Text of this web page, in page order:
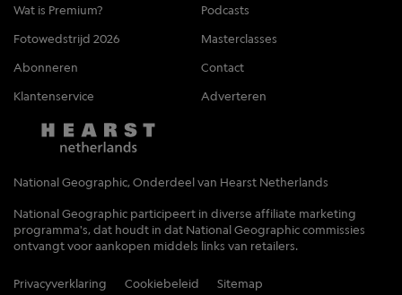
Wat is Premium?
Podcasts
Fotowedstrijd 2026
Masterclasses
Abonneren
Contact
Klantenservice
Adverteren
National Geographic, Onderdeel van Hearst Netherlands
National Geographic participeert in diverse affiliate marketing
programma's, dat houdt in dat National Geographic commissies
ontvangt voor aankopen middels links van retailers.
Privacyverklaring Cookiebeleid Sitemap